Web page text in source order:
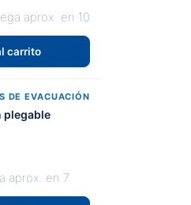
aprox. en 10
carrito
DE EVACUACIÓN
plegable
aprox. en 7